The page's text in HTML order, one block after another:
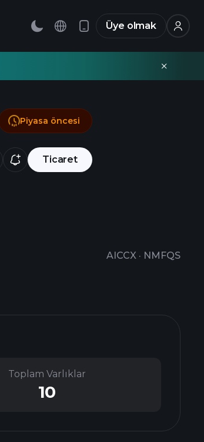
Üye olmak
Ticaret
AICCX · NMFQS
Piyasa öncesi
Toplam Varlıklar
10